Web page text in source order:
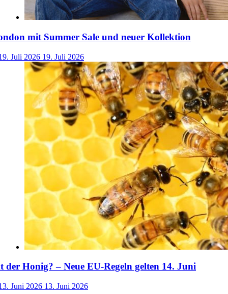
mit Summer Sale und neuer Kollektion
Juli 2026 19. Juli 2026
der Honig? – Neue EU-Regeln gelten 14. Juni
Juni 2026 13. Juni 2026